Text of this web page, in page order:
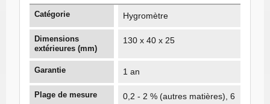
Catégorie Hygromètre
Dimensions
extérieures (mm)
130 x 40 x 25
Garantie 1 an
Plage de mesure 0,2 - 2 % (autres matières), 6